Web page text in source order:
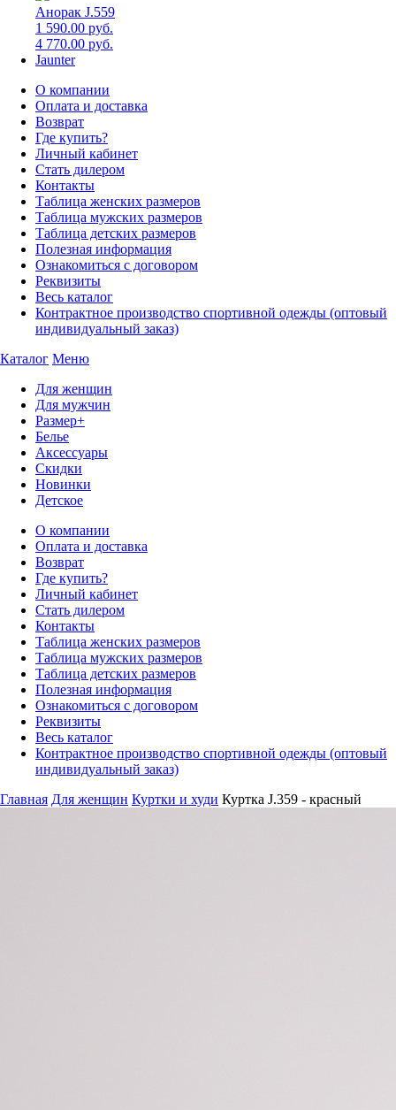
Анорак J.559
1 590.00 руб.
4 770.00 руб.
Jaunter
О компании
Оплата и доставка
Возврат
Где купить?
Личный кабинет
Стать дилером
Контакты
Таблица женских размеров
Таблица мужских размеров
Таблица детских размеров
Полезная информация
Ознакомиться с договором
Реквизиты
Весь каталог
Контрактное производство спортивной одежды (оптовый
индивидуальный заказ)
Каталог Меню
Для женщин
Для мужчин
Размер+
Белье
Аксессуары
Скидки
Новинки
Детское
О компании
Оплата и доставка
Возврат
Где купить?
Личный кабинет
Стать дилером
Контакты
Таблица женских размеров
Таблица мужских размеров
Таблица детских размеров
Полезная информация
Ознакомиться с договором
Реквизиты
Весь каталог
Контрактное производство спортивной одежды (оптовый
индивидуальный заказ)
Главная Для женщин Куртки и худи Куртка J.359 - красный